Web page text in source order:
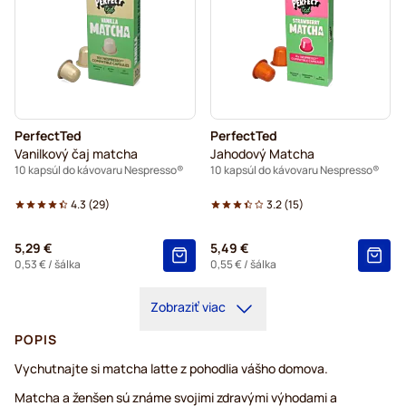
PerfectTed
Vanilkový čaj matcha
10 kapsúl do kávovaru Nespresso®
4.3 (29)
5,29 €
0,53 €/ šálka
PerfectTed
Jahodový Matcha
10 kapsúl do kávovaru Nespresso®
3.2(15)
5,49 €
0,55 €/ šálka
Zobraziť viac
POPIS
Vychutnajte si matcha latte z pohodlia vášho domova.
Matcha a ženšen sú známe svojimi zdravými výhodami a